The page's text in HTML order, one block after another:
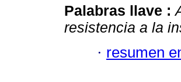
Palabras llave :
resistencia a la
· resumen